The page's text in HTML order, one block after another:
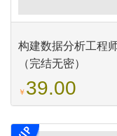
构建数据分析工程
（完结无密）
￥39.00